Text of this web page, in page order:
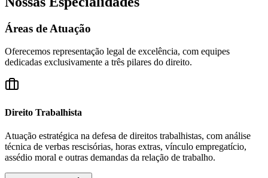
Áreas de Atuação
Oferecemos representação legal de excelência, com equipes
dedicadas exclusivamente a três pilares do direito.
Direito Trabalhista
Atuação estratégica na defesa de direitos trabalhistas, com análise
técnica de verbas rescisórias, horas extras, vínculo empregatício,
assédio moral e outras demandas da relação de trabalho.